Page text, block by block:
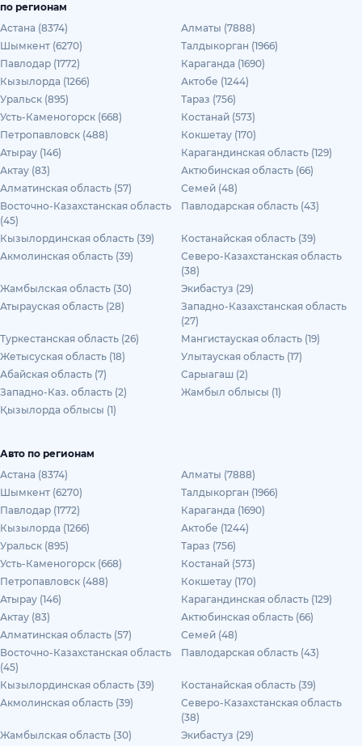
по регионам
Астана (8374)
Алматы (7888)
Шымкент (6270)
Талдыкорган (1966)
Павлодар (1772)
Караганда (1690)
Кызылорда (1266)
Актобе (1244)
Уральск (895)
Тараз (756)
Усть-Каменогорск (668)
Костанай (573)
Петропавловск (488)
Кокшетау (170)
Атырау (146)
Карагандинская область (129)
Актау (83)
Актюбинская область (66)
Алматинская область (57)
Семей (48)
Восточно-Казахстанская область
(45)
Павлодарская область (43)
Кызылординская область (39)
Костанайская область (39)
Акмолинская область (39)
Северо-Казахстанская область
(38)
Жамбылская область (30)
Экибастуз (29)
Атырауская область (28)
Западно-Казахстанская область
(27)
Туркестанская область (26)
Мангистауская область (19)
Жетысуская область (18)
Улытауская область (17)
Абайская область (7)
Сарыагаш (2)
Западно-Каз. область (2)
Жамбыл облысы (1)
Қызылорда облысы (1)
Авто по регионам
Астана (8374)
Алматы (7888)
Шымкент (6270)
Талдыкорган (1966)
Павлодар (1772)
Караганда (1690)
Кызылорда (1266)
Актобе (1244)
Уральск (895)
Тараз (756)
Усть-Каменогорск (668)
Костанай (573)
Петропавловск (488)
Кокшетау (170)
Атырау (146)
Карагандинская область (129)
Актау (83)
Актюбинская область (66)
Алматинская область (57)
Семей (48)
Восточно-Казахстанская область
(45)
Павлодарская область (43)
Кызылординская область (39)
Костанайская область (39)
Акмолинская область (39)
Северо-Казахстанская область
(38)
Жамбылская область (30)
Экибастуз (29)